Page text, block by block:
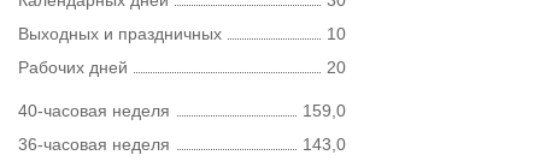
Выходных и праздничных
10
Рабочих дней
20
40-часовая неделя
159,0
36-часовая неделя
143,0